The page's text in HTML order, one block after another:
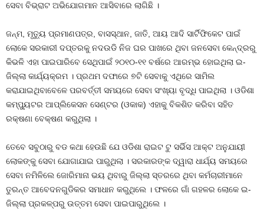
ସେବା ବିଭ୍ରାଟ ଅଭିଯୋଗମାନ ଆସିବାରେ ଲାଗିଛି ।
ଜନ୍ମ, ମୃତ୍ୟୁ ପ୍ରମାଣପତ୍ର, ବାସସ୍ଥାନ, ଜାତି, ଆୟ ଆଦି ସାର୍ଟିଫିକେଟ ପାଇଁ
ଲୋକେ ସରକାରୀ ଦପ୍ତରକୁ ନଦଉଡି ନିଜ ଘର ପାଖରେ ଥିବା ଜନସେବା କେନ୍ଦ୍ରରୁ
କିଭଳି ଏହା ପାଇପାରିବେ ସେଥିପାଇଁ ୨୦୧୦-୧୧ ବର୍ଷରେ ଆରମ୍ଭ ହୋଇଥିଲା ଇ-
ଜିଲ୍ଲା କାର୍ଯ୍ୟକ୍ରମ । ପ୍ରଥମ ଦଫାରେ ୭ଟି ସେବାକୁ ଏଥିରେ ସାମିଲ
କରାଯାଇଥିବାବେଳେ ପରବର୍ତ୍ତୀ ସମୟରେ ସେବା ସଂଖ୍ୟା ବୃଦ୍ଧି ପାଇଥିଲା । ଓଡିଶା
କମ୍ପ୍ୟୁଟର ଆପ୍ଲିକେସନ ସେଣ୍ଟର (ଓକାକ) ଏହାକୁ ବିକଶିତ କରିବା ସହିତ
ରକ୍ଷଣା ବେକ୍ଷଣ କରୁଥିଲା ।
ତେବେ ସବୁଠାରୁ ବଡ କଥା ହେଉଛି ଯେ ଓଡିଶା ରାଇଟ ଟୁ ସର୍ଭିସ ଆକ୍ଟ ଅନୁଯାୟୀ
ଲୋକଙ୍କୁ ସେବା ଯୋଗାଯାଇ ପାରୁଥିଲା । ସରକାରଙ୍କ ଦ୍ୱାରା ଧାର୍ଯ୍ୟ ସମୟରେ
ସେବା ନମିଳିଲେ ଜୋରିମାନା ଭୟ ଥିବାରୁ ଜିଲ୍ଲା ସ୍ତରରେ ଥିବା କର୍ମଚାରୀମାନେ
ତୁରନ୍ତ ଆବେଦନଗୁଡିକର ସମାଧାନ କରୁଥିଲେ । ଫଳରେ ଗାଁ ଗହଳର ଲୋକେ ଇ-
ଜିଲ୍ଲା ପ୍ରକଳ୍ପରୁ ଉତ୍ତମ ସେବା ପାଇପାରୁଥିଲେ ।